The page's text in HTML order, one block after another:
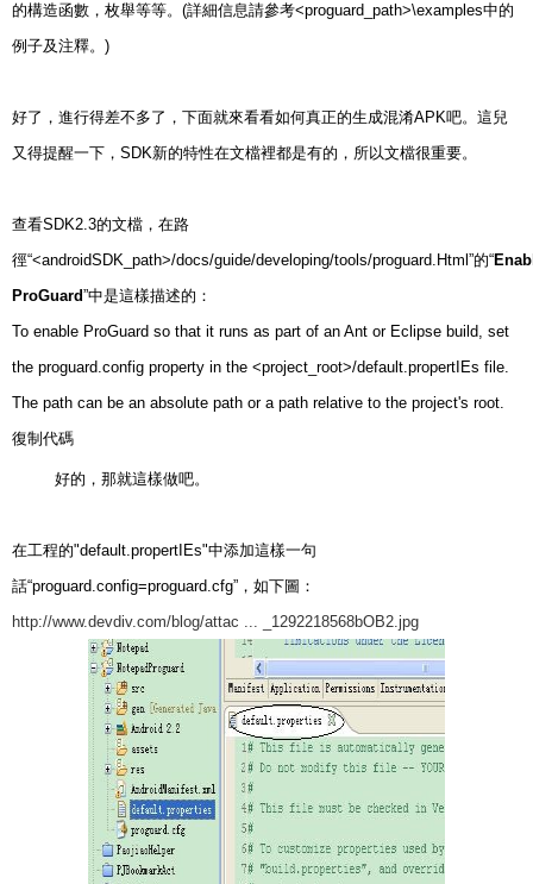
的構造函數，枚舉等等。(詳細信息請參考<proguard_path>\examples中的
例子及注釋。)
好了，進行得差不多了，下面就來看看如何真正的生成混淆APK吧。這兒
又得提醒一下，SDK新的特性在文檔裡都是有的，所以文檔很重要。
查看SDK2.3的文檔，在路
徑“<androidSDK_path>/docs/guide/developing/tools/proguard.Html”的“
ProGuard”中是這樣描述的：
To enable ProGuard so that it runs as part of an Ant or Eclipse build, set
the proguard.config property in the <project_root>/default.propertIEs file.
The path can be an absolute path or a path relative to the project's root.
復制代碼
好的，那就這樣做吧。
在工程的"default.propertIEs"中添加這樣一句
話“proguard.config=proguard.cfg”，如下圖：
http://www.devdiv.com/blog/attac ... _1292218568bOB2.jpg